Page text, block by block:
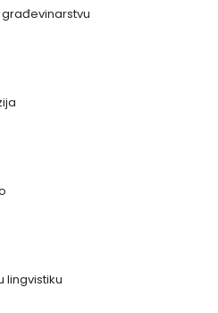
lingvistiku